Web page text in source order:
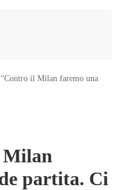
il Milan faremo una
partita. Ci